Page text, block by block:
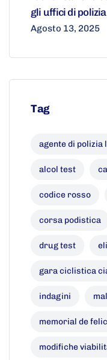
gli uffici di polizia
Agosto 13, 2025
Tag
agente di polizia
alcol test
codice rosso
corsa podistica
drug test
gara ciclistica
indagini
memorial de
modifiche